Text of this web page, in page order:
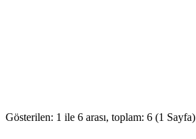
Gösterilen: 1 ile 6 arası, toplam: 6 (1 Sayfa)